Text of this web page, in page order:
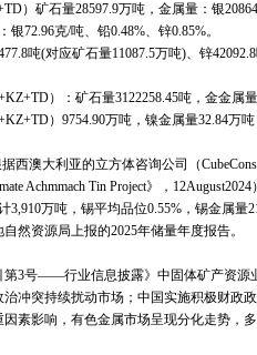
矿石量28597.9万吨，金属量：银
72.96克/吨、铅0.48%、锌0.85%。
吨(对应矿石量11087.5万吨)、锌
）：矿石量3122258.45吨，金金属量
）9754.90万吨，镍金属量32.84万吨
澳大利亚的立方体咨询公司（
Achmmach Tin Project》，
万吨，锡平均品位0.55%，锡金属量
资源局上报的2025年储量年度报告。
号——行业信息披露》中固体矿产资源
冲突持续扰动市场；中国实施积极财政
素影响，有色金属市场呈现分化走势，